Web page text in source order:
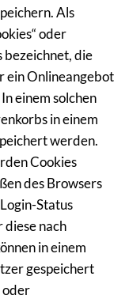
Als
oder
bezeichnet, die
ein Onlineangebot
einem solchen
in einem
werden.
Cookies
des Browsers
Status
nach
in einem
gespeichert
oder